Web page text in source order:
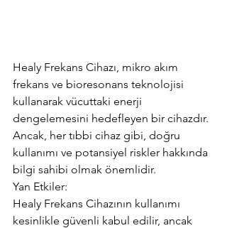
Healy Frekans Cihazı, mikro akım
frekans ve bioresonans teknolojisi
kullanarak vücuttaki enerji
dengelemesini hedefleyen bir cihazdır.
Ancak, her tıbbi cihaz gibi, doğru
kullanımı ve potansiyel riskler hakkında
bilgi sahibi olmak önemlidir.
Yan Etkiler:
Healy Frekans Cihazının kullanımı
kesinlikle güvenli kabul edilir, ancak